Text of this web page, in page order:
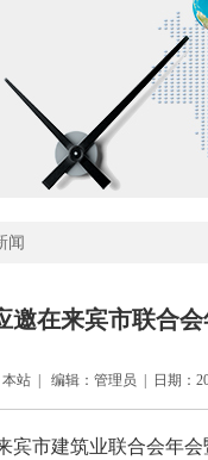
闻
邀在来宾市联合
本站 | 编辑：管理员 | 日期：
市建筑业联合会年